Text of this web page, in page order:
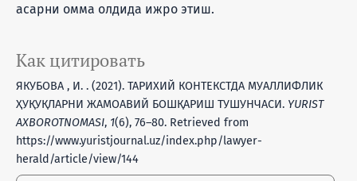
асарни омма олдида ижро этиш.
Как цитировать
ЯКУБОВА , И. . (2021). ТАРИХИЙ КОНТЕКСТДА МУАЛЛИФЛИК
ҲУҚУҚЛАРНИ ЖАМОАВИЙ БОШҚАРИШ ТУШУНЧАСИ. YURIST
AXBOROTNOMASI, 1(6), 76–80. Retrieved from
https://www.yuristjournal.uz/index.php/lawyer-
herald/article/view/144